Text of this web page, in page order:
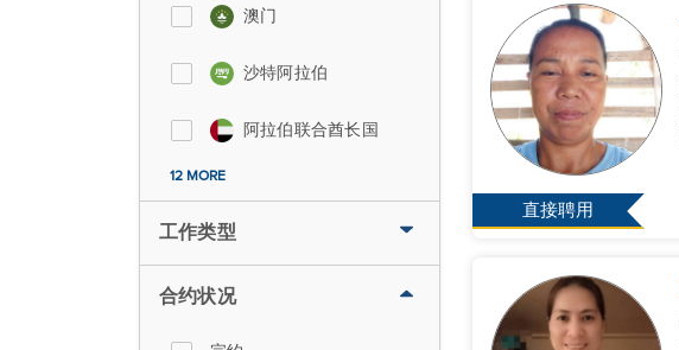
澳门
沙特阿拉伯
阿拉伯联合酋长国
12 MORE
工作类型
合约状况
直接聘用